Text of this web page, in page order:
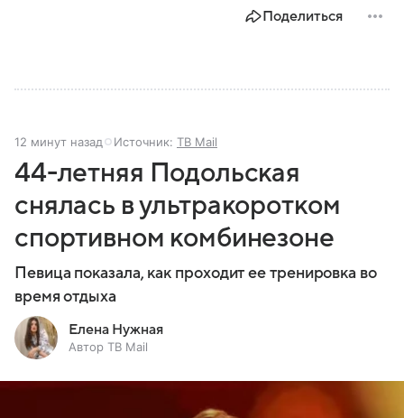
Поделиться
12 минут назад Источник: ТВ Mail
44-летняя Подольская
снялась в ультракоротком
спортивном комбинезоне
Певица показала, как проходит ее тренировка во
время отдыха
Елена Нужная
Автор ТВ Mail